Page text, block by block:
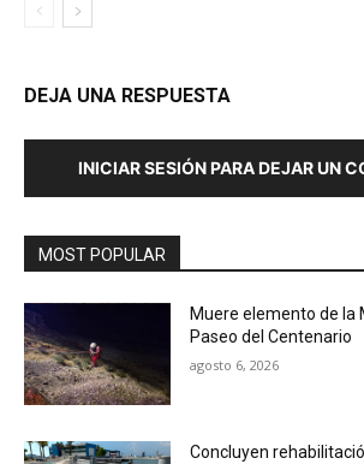
DEJA UNA RESPUESTA
INICIAR SESIÓN PARA DEJAR UN
MOST POPULAR
Muere elemento de la
Paseo del Centenario
agosto 6, 2026
Concluyen